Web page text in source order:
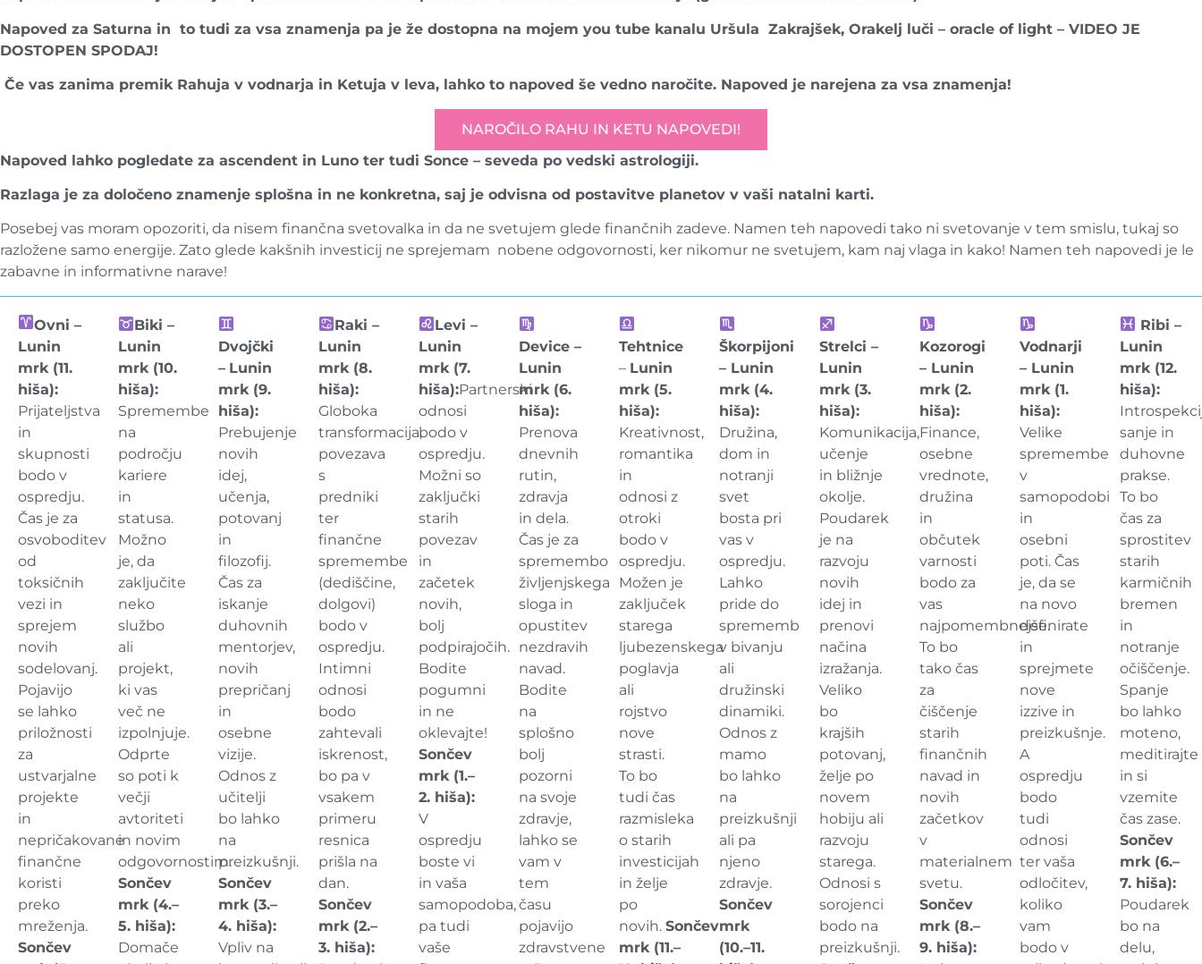
Napoved za Saturna in to tudi za vsa znamenja pa je že dostopna na mojem you tube kanalu Uršula Zakrajšek, Orakelj luči – oracle of light – VIDEO JE
DOSTOPEN SPODAJ!
Če vas zanima premik Rahuja v vodnarja in Ketuja v leva, lahko to napoved še vedno naročite. Napoved je narejena za vsa znamenja!
NAROČILO RAHU IN KETU NAPOVEDI!
Napoved lahko pogledate za ascendent in Luno ter tudi Sonce – seveda po vedski astrologiji.
Razlaga je za določeno znamenje splošna in ne konkretna, saj je odvisna od postavitve planetov v vaši natalni karti.
Posebej vas moram opozoriti, da nisem finančna svetovalka in da ne svetujem glede finančnih zadeve. Namen teh napovedi tako ni svetovanje v tem smislu, tukaj so
razložene samo energije. Zato glede kakšnih investicij ne sprejemam nobene odgovornosti, ker nikomur ne svetujem, kam naj vlaga in kako! Namen teh napovedi je le
zabavne in informativne narave!
Ovni –
Lunin
mrk (11.
hiša):
Prijateljstva
in
skupnosti
bodo v
ospredju.
Čas je za
osvoboditev
od
toksičnih
vezi in
sprejem
novih
sodelovanj.
Pojavijo
se lahko
priložnosti
za
ustvarjalne
projekte
in
nepričakovane
finančne
koristi
preko
mreženja.
Sončev
Biki –
Lunin
mrk (10.
hiša):
Spremembe
na
področju
kariere
in
statusa.
Možno
je, da
zaključite
neko
službo
ali
projekt,
ki vas
več ne
izpolnjuje.
Odprte
so poti k
večji
avtoriteti
in novim
odgovornostim.
Sončev
mrk (4.–
5. hiša):
Domače
Dvojčki
– Lunin
mrk (9.
hiša):
Prebujenje
novih
idej,
učenja,
potovanj
in
filozofij.
Čas za
iskanje
duhovnih
mentorjev,
novih
prepričanj
in
osebne
vizije.
Odnos z
učitelji
bo lahko
na
preizkušnji.
Sončev
mrk (3.–
4. hiša):
Vpliv na
Raki –
Lunin
mrk (8.
hiša):
Globoka
transformacija,
povezava
s
predniki
ter
finančne
spremembe
(dediščine,
dolgovi)
bodo v
ospredju.
Intimni
odnosi
bodo
zahtevali
iskrenost,
bo pa v
vsakem
primeru
resnica
prišla na
dan.
Sončev
mrk (2.–
3. hiša):
Levi –
Lunin
mrk (7.
hiša):Partnerski
odnosi
bodo v
ospredju.
Možni so
zaključki
starih
povezav
in
začetek
novih,
bolj
podpirajočih.
Bodite
pogumni
in ne
oklevajte!
Sončev
mrk (1.–
2. hiša):
V
ospredju
boste vi
in vaša
samopodoba,
pa tudi
vaše
Device –
Lunin
mrk (6.
hiša):
Prenova
dnevnih
rutin,
zdravja
in dela.
Čas je za
spremembo
življenjskega
sloga in
opustitev
nezdravih
navad.
Bodite
na
splošno
bolj
pozorni
na svoje
zdravje,
lahko se
vam v
tem
času
pojavijo
zdravstvene
Tehtnice
– Lunin
mrk (5.
hiša):
Kreativnost,
romantika
in
odnosi z
otroki
bodo v
ospredju.
Možen je
zaključek
starega
ljubezenskega
poglavja
ali
rojstvo
nove
strasti.
To bo
tudi čas
razmisleka
o starih
investicijah
in želje
po
novih. Sončev
mrk (11.–
Škorpijoni
– Lunin
mrk (4.
hiša):
Družina,
dom in
notranji
svet
bosta pri
vas v
ospredju.
Lahko
pride do
sprememb
v bivanju
ali
družinski
dinamiki.
Odnos z
mamo
bo lahko
na
preizkušnji
ali pa
njeno
zdravje.
Sončev
mrk
(10.–11.
Strelci –
Lunin
mrk (3.
hiša):
Komunikacija,
učenje
in bližnje
okolje.
Poudarek
je na
razvoju
novih
idej in
prenovi
načina
izražanja.
Veliko
bo
krajših
potovanj,
želje po
novem
hobiju ali
razvoju
starega.
Odnosi s
sorojenci
bodo na
preizkušnji.
Kozorogi
– Lunin
mrk (2.
hiša):
Finance,
osebne
vrednote,
družina
in
občutek
varnosti
bodo za
vas
najpomembnejše.
To bo
tako čas
za
čiščenje
starih
finančnih
navad in
novih
začetkov
v
materialnem
svetu.
Sončev
mrk (8.–
9. hiša):
Vodnarji
– Lunin
mrk (1.
hiša):
Velike
spremembe
v
samopodobi
in
osebni
poti. Čas
je, da se
na novo
definirate
in
sprejmete
nove
izzive in
preizkušnje.
A
ospredju
bodo
tudi
odnosi
ter vaša
odločitev,
koliko
vam
bodo v
Ribi –
Lunin
mrk (12.
hiša):
sanje in
duhovne
prakse.
To bo
čas za
sprostitev
starih
karmičnih
bremen
in
notranje
očiščenje.
Spanje
bo lahko
moteno,
meditirajte
in si
vzemite
čas zase.
Sončev
mrk (6.–
7. hiša):
Poudarek
bo na
delu,